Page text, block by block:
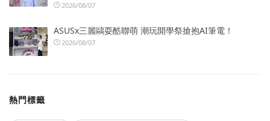
2026/08/07
ASUSx三麗鷗耍酷聯萌 潮玩開學祭搶抱AI筆電！
2026/08/07
熱門標籤